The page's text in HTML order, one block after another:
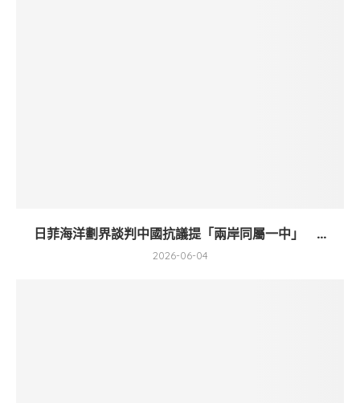
日菲海洋劃界談判中國抗議提「兩岸同屬一中」 ...
2026-06-04